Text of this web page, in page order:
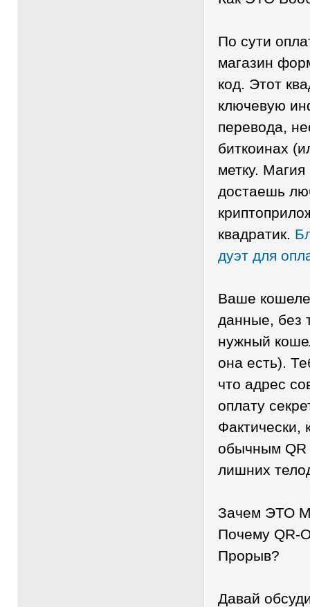
По сути
магазин
код. Этот
ключевую
перевода,
биткоинах
метку. Магия
достаешь
квадратик.
дуэт для
Ваше
данные, без
нужный
она есть).
что адрес
оплату
Фактически,
обычным QR
лишних
Зачем ЭТО
Почему QR-
Прорыв?
Давай